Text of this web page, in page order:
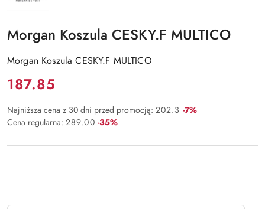
Morgan Koszula CESKY.F MULTICO
Morgan Koszula CESKY.F MULTICO
Cena:
187.85
Najniższa cena z 30 dni przed promocją: 202.3 Rabat:
-7%
Cena regularna: 289.00 Rabat:
-35%